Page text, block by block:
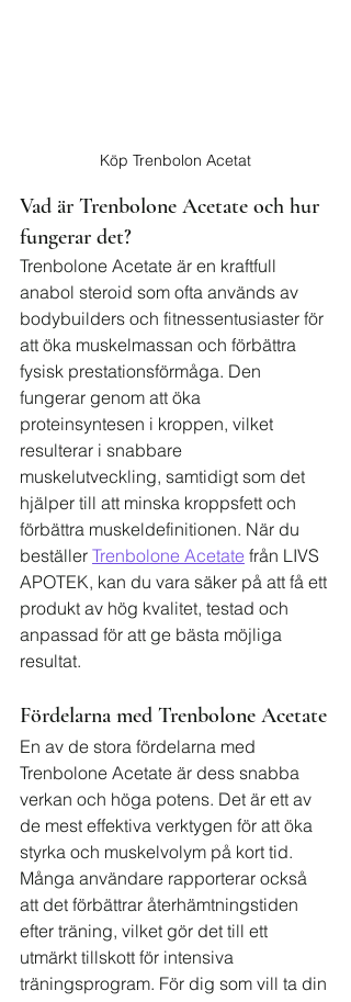
Köp Trenbolon Acetat
Vad är Trenbolone Acetate och hur
fungerar det?
Trenbolone Acetate är en kraftfull
anabol steroid som ofta används av
bodybuilders och fitnessentusiaster för
att öka muskelmassan och förbättra
fysisk prestationsförmåga. Den
fungerar genom att öka
proteinsyntesen i kroppen, vilket
resulterar i snabbare
muskelutveckling, samtidigt som det
hjälper till att minska kroppsfett och
förbättra muskeldefinitionen. När du
beställer Trenbolone Acetate från LIVS
APOTEK, kan du vara säker på att få ett
produkt av hög kvalitet, testad och
anpassad för att ge bästa möjliga
resultat.
Fördelarna med Trenbolone Acetate
En av de stora fördelarna med
Trenbolone Acetate är dess snabba
verkan och höga potens. Det är ett av
de mest effektiva verktygen för att öka
styrka och muskelvolym på kort tid.
Många användare rapporterar också
att det förbättrar återhämtningstiden
efter träning, vilket gör det till ett
utmärkt tillskott för intensiva
träningsprogram. För dig som vill ta din